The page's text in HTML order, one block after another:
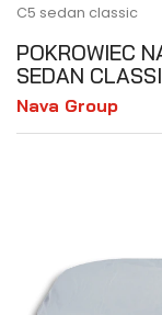
C5 sedan classic
POKROWIEC
SEDAN
Nava Group